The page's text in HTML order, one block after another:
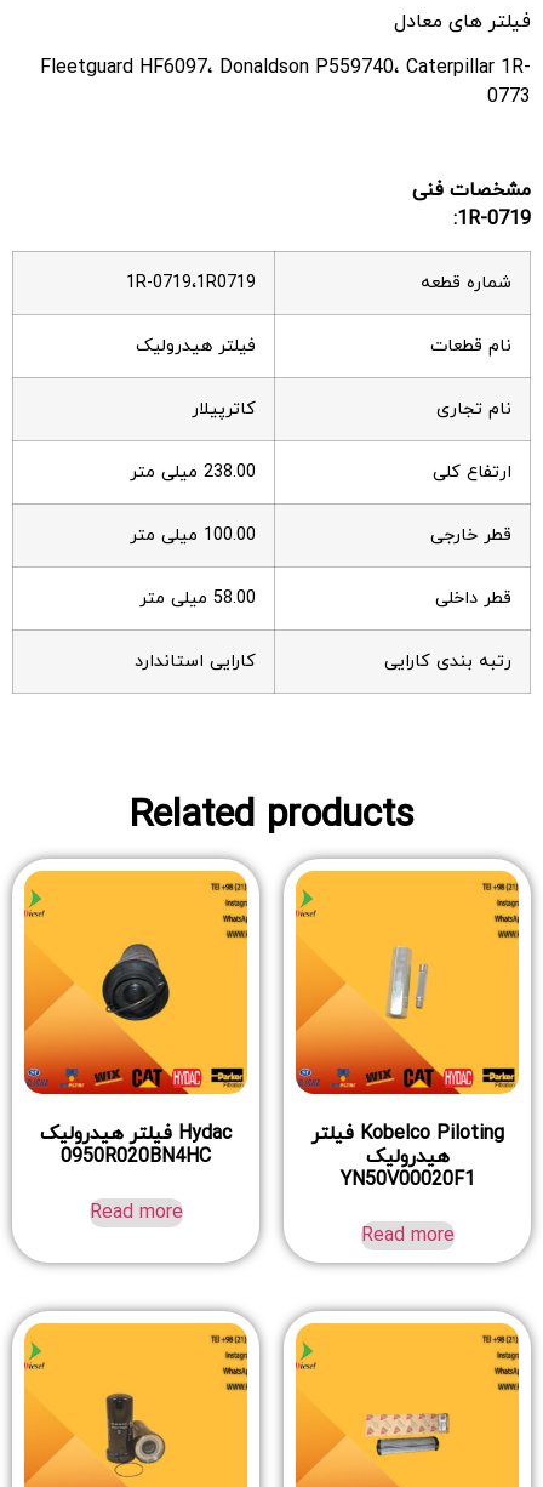
فیلتر های معادل
Fleetguard HF6097، Donaldson P559740، Caterpillar 1R-
0773
مشخصات فنی
1R-0719:
شماره قطعه 1R-0719،1R0719
نام قطعات فیلتر هیدرولیک
نام تجاری کاترپیلار
ارتفاع کلی 238.00 میلی متر
قطر خارجی 100.00 میلی متر
قطر داخلی 58.00 میلی متر
رتبه بندی کارایی کارایی استاندارد
Related products
Kobelco Piloting فیلتر
هیدرولیک
YN50V00020F1
Read more
Hydac فیلتر هیدرولیک
0950R020BN4HC
Read more